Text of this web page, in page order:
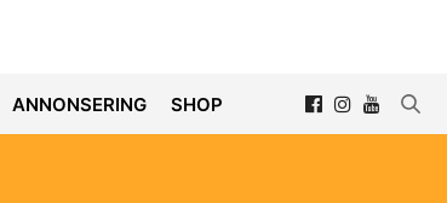
ANNONSERING SHOP